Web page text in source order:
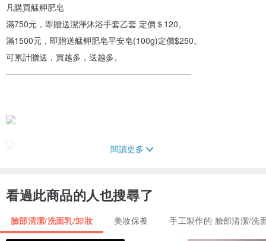
凡購買艋舺肥皂
滿750元，即贈送潔淨沐浴手套乙套 定價＄120。
滿1500元，即贈送艋舺肥皂平安皂(100g)定價$250。
可累計贈送，買越多，送越多。
–––––––––––––––––––––––––––––––––––––––
【艋舺肥皂】春皂
閱讀更多
看過此商品的人也搜尋了
臉部清潔/洗面乳/卸妝 美妝保養 手工製作的 臉部清潔/洗